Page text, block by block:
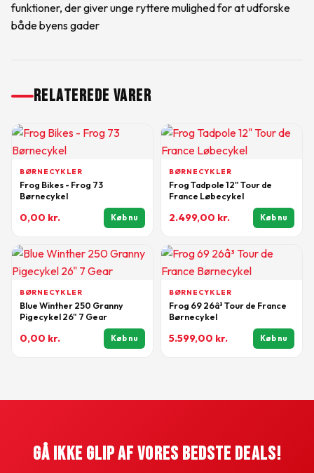
funktioner, der giver unge ryttere mulighed for at udforske
både byens gader
RELATEREDE VARER
BØRNECYKLER
Frog Bikes - Frog 73
Børnecykel
0,00 kr. Køb nu
BØRNECYKLER
Frog Tadpole 12" Tour de
France Løbecykel
2.499,00 kr. Køb nu
BØRNECYKLER
Blue Winther 250 Granny
Pigecykel 26" 7 Gear
0,00 kr. Køb nu
BØRNECYKLER
Frog 69 26â³ Tour de France
Børnecykel
5.599,00 kr. Køb nu
Gå Ikke Glip Af Vores Bedste Deals!